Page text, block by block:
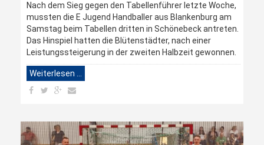
Nach dem Sieg gegen den Tabellenführer letzte Woche,
mussten die E Jugend Handballer aus Blankenburg am
Samstag beim Tabellen dritten in Schönebeck antreten.
Das Hinspiel hatten die Blütenstädter, nach einer
Leistungssteigerung in der zweiten Halbzeit gewonnen.
Weiterlesen …